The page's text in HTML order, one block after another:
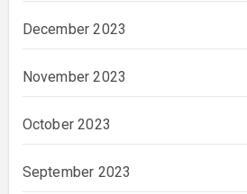
December 2023
November 2023
October 2023
September 2023